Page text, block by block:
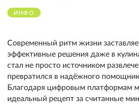
ИНФО
Современный ритм жизни
эффективные решения даже в
стал не просто источником
превратился в надёжного
Благодаря цифровым платформам
идеальный рецепт за считанные